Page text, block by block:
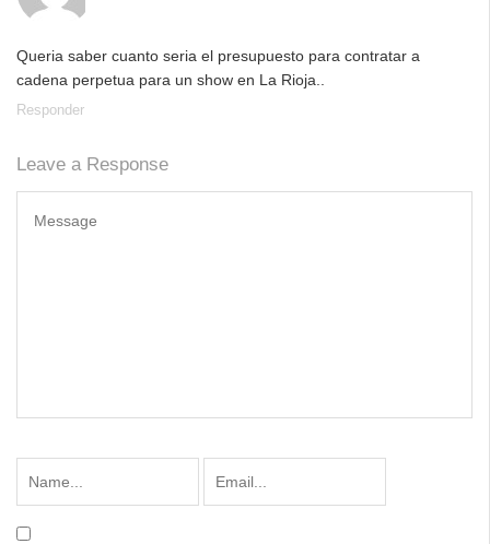
Queria saber cuanto seria el presupuesto para contratar a
cadena perpetua para un show en La Rioja..
Responder
Leave a Response